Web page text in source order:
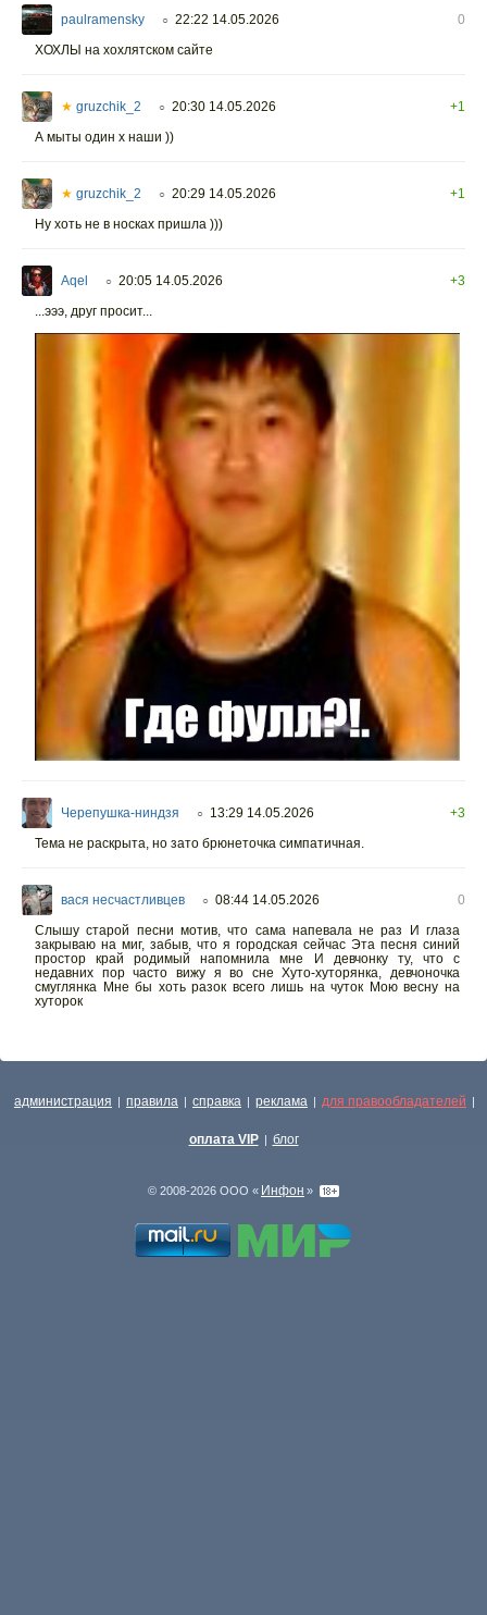
paulramensky ○ 22:22 14.05.2026
0
ХОХЛЫ на хохлятском сайте
★ gruzchik_2 ○ 20:30 14.05.2026
+1
А мыты один х наши ))
★ gruzchik_2 ○ 20:29 14.05.2026
+1
Ну хоть не в носках пришла )))
Aqel ○ 20:05 14.05.2026
+3
...эээ, друг просит...
Черепушка-ниндзя ○ 13:29 14.05.2026
+3
Тема не раскрыта, но зато брюнеточка симпатичная.
вася несчастливцев ○ 08:44 14.05.2026
0
Слышу старой песни мотив, что сама напевала не раз И глаза
закрываю на миг, забыв, что я городская сейчас Эта песня синий
простор край родимый напомнила мне И девчонку ту, что с
недавних пор часто вижу я во сне Хуто-хуторянка, девчоночка
смуглянка Мне бы хоть разок всего лишь на чуток Мою весну на
хуторок
администрация | правила | справка | реклама | для правообладателей |
оплата VIP | блог
© 2008-2026 ООО « Инфон »